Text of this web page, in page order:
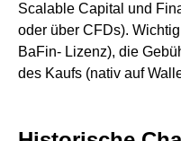
Scalable Capital und
oder über CFDs).
BaFin- Lizenz), die
des Kaufs (nativ auf